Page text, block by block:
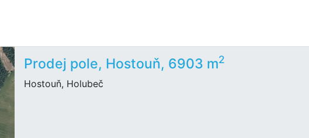
Prodej pole, Hostouň, 6903 m2
Hostouň, Holubeč